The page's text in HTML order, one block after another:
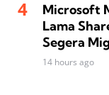
Microsoft
Lama
Segera
14 hours ago